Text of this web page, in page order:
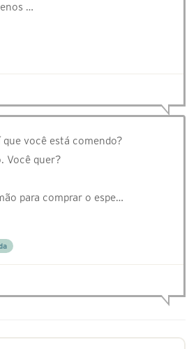
…
você está comendo?
Você quer?
para comprar o espe…